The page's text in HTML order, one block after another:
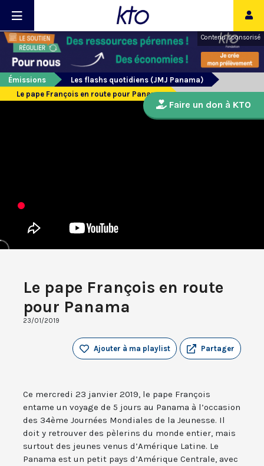
Contenu sponsorisé
Émissions
Les flashs quotidiens (JMJ Panama)
Le pape François en route pour Panama
Le pape François en route
pour Panama
23/01/2019
Partager
Ajouter à ma playlist
Ce mercredi 23 janvier 2019, le pape François
entame un voyage de 5 jours au Panama à l’occasion
des 34ème Journées Mondiales de la Jeunesse. Il
doit y retrouver des pèlerins du monde entier, mais
surtout des jeunes venus d’Amérique Latine. Le
Panama est un petit pays d’Amérique Centrale, avec
Faire un don à KTO